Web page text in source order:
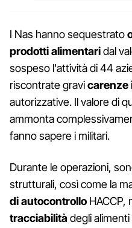
I Nas hanno sequestrato
prodotti alimentaridal
sospeso l'attività di 44
riscontrate gravicarenze
autorizzative. Il valore di
ammonta
fanno sapere i militari.
Durante le operazioni,
strutturali, così come la
di autocontrollo HACCP,
tracciabilitàdegli